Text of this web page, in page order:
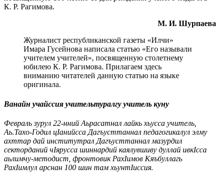
К. Р. Рагимова.
М. И. Шурпаева
Журналист республиканской газеты «Илчи»
Имара Гусейнова написала статью «Его называли
учителем учителей», посвященную столетнему
юбилею К. Р. Рагимова. Прилагаем здесь
вниманию читателей данную статью на языке
оригинала.
Ванайн учайссия учительтуралгу учитель куну
Февраль зурул 22-нний Аьрасатнал лайкь хьусса учитель,
Аь.Тахо-Годил цIанийсса Дагъусттаннал педагогикалул элму
ахттар дай институтрал Дагъусттаннал мазурдил
секторданий чIярусса шиннардий каялувшиву дуллай ивкIсса
аьлимчу-методист, фронтовик РахIимов Кяъбуллагь
РахIимлул арснан 100 шин там хьунтIиссия.